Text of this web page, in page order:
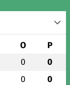
O P
0 0
0 0